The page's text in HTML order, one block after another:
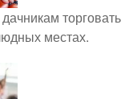
торговать
местах.